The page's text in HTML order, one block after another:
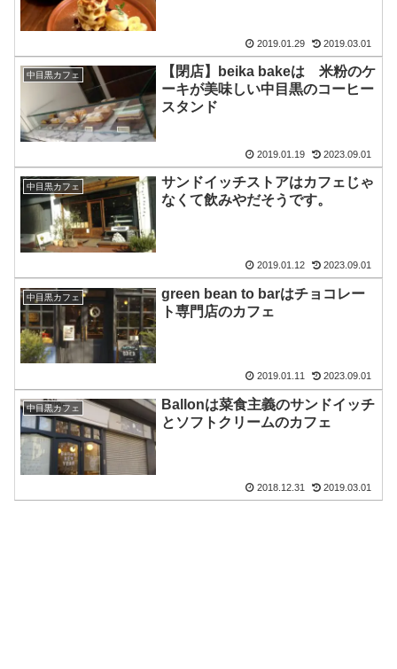
2019.01.29 2019.03.01
中目黒カフェ
【閉店】beika bakeは 米粉のケ
ーキが美味しい中目黒のコーヒー
スタンド
2019.01.19 2023.09.01
中目黒カフェ
サンドイッチストアはカフェじゃ
なくて飲みやだそうです。
2019.01.12 2023.09.01
中目黒カフェ
green bean to barはチョコレー
ト専門店のカフェ
2019.01.11 2023.09.01
中目黒カフェ
Ballonは菜食主義のサンドイッチ
とソフトクリームのカフェ
2018.12.31 2019.03.01